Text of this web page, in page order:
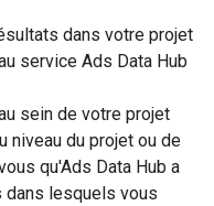
dans votre projet
service Ads Data Hub
sein de votre projet
niveau du projet ou de
qu'Ads Data Hub a
dans lesquels vous